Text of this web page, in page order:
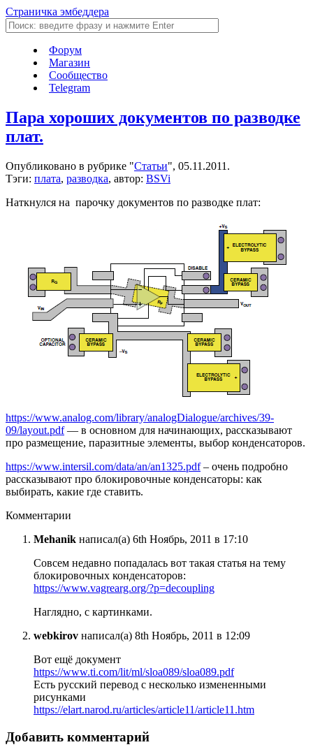
Страничка эмбеддера
Форум
Магазин
Сообщество
Telegram
Пара хороших документов по разводке
плат.
Опубликовано в рубрике "Статьи", 05.11.2011.
Тэги: плата, разводка, автор: BSVi
Наткнулся на парочку документов по разводке плат:
https://www.analog.com/library/analogDialogue/archives/39-
09/layout.pdf— в основном для начинающих, рассказывают
про размещение, паразитные элементы, выбор конденсаторов.
https://www.intersil.com/data/an/an1325.pdf– очень подробно
рассказывают про блокировочные конденсаторы: как
выбирать, какие где ставить.
Комментарии
Mehanik написал(а) 6th Ноябрь, 2011 в 17:10
Совсем недавно попадалась вот такая статья на тему
блокировочных конденсаторов:
https://www.vagrearg.org/?p=decoupling
Наглядно, с картинками.
webkirov написал(а) 8th Ноябрь, 2011 в 12:09
Вот ещё документ
https://www.ti.com/lit/ml/sloa089/sloa089.pdf
Есть русский перевод с несколько измененными
рисунками
https://elart.narod.ru/articles/article11/article11.htm
Добавить комментарий